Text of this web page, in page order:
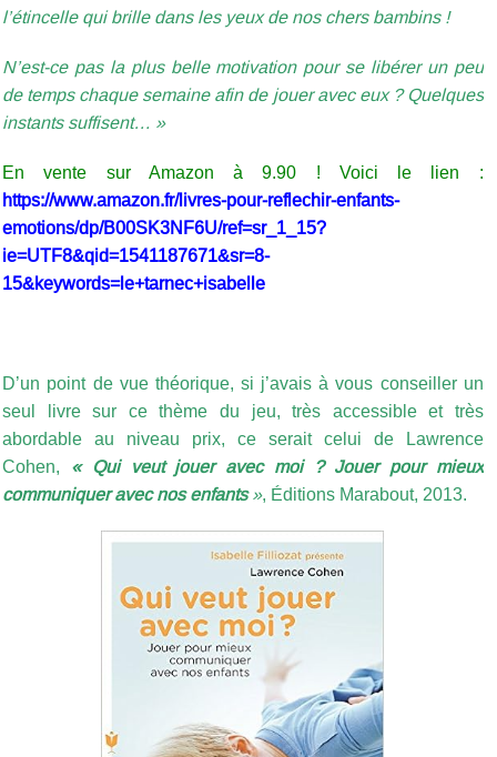
l’étincelle qui brille dans les yeux de nos chers bambins !
N’est-ce pas la plus belle motivation pour se libérer un peu
de temps chaque semaine afin de jouer avec eux ? Quelques
instants suffisent… »
En vente sur Amazon à 9.90 ! Voici le lien :
https://www.amazon.fr/livres-pour-reflechir-enfants-
emotions/dp/B00SK3NF6U/ref=sr_1_15?
ie=UTF8&qid=1541187671&sr=8-
15&keywords=le+tarnec+isabelle
D’un point de vue théorique, si j’avais à vous conseiller un
seul livre sur ce thème du jeu, très accessible et très
abordable au niveau prix, ce serait celui de Lawrence
Cohen, « Qui veut jouer avec moi ? Jouer pour mieux
communiquer avec nos enfants», Éditions Marabout, 2013.